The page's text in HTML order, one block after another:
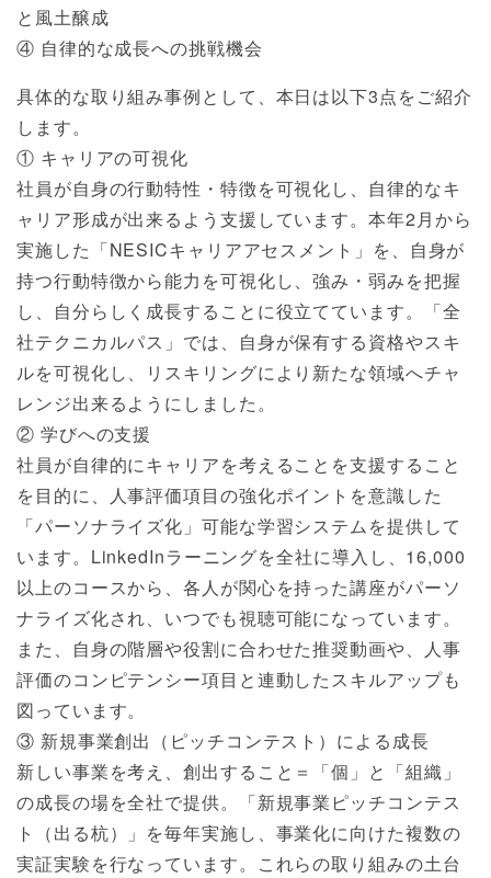
と風土醸成
④ 自律的な成長への挑戦機会
具体的な取り組み事例として、本日は以下3点をご紹介
します。
① キャリアの可視化
社員が自身の行動特性・特徴を可視化し、自律的なキ
ャリア形成が出来るよう支援しています。本年2月から
実施した「NESICキャリアアセスメント」を、自身が
持つ行動特徴から能力を可視化し、強み・弱みを把握
し、自分らしく成長することに役立てています。「全
社テクニカルパス」では、自身が保有する資格やスキ
ルを可視化し、リスキリングにより新たな領域へチャ
レンジ出来るようにしました。
② 学びへの支援
社員が自律的にキャリアを考えることを支援すること
を目的に、人事評価項目の強化ポイントを意識した
「パーソナライズ化」可能な学習システムを提供して
います。LinkedInラーニングを全社に導入し、16,000
以上のコースから、各人が関心を持った講座がパーソ
ナライズ化され、いつでも視聴可能になっています。
また、自身の階層や役割に合わせた推奨動画や、人事
評価のコンピテンシー項目と連動したスキルアップも
図っています。
③ 新規事業創出（ピッチコンテスト）による成長
新しい事業を考え、創出すること＝「個」と「組織」
の成長の場を全社で提供。「新規事業ピッチコンテス
ト（出る杭）」を毎年実施し、事業化に向けた複数の
実証実験を行なっています。これらの取り組みの土台